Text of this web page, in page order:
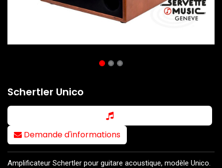
Schertler Unico
Demande d'informations
Amplificateur Schertler pour guitare acoustique, modèle Unico.